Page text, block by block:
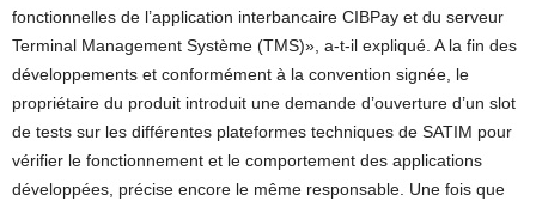
fonctionnelles de l’application interbancaire CIBPay et du serveur
Terminal Management Système (TMS)», a-t-il expliqué. A la fin des
développements et conformément à la convention signée, le
propriétaire du produit introduit une demande d’ouverture d’un slot
de tests sur les différentes plateformes techniques de SATIM pour
vérifier le fonctionnement et le comportement des applications
développées, précise encore le même responsable. Une fois que